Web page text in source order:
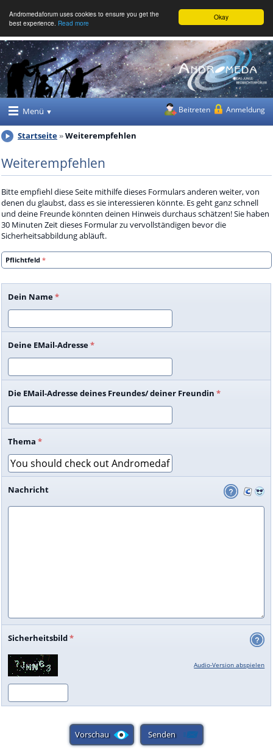
Okay
Andromedaforum uses cookies to ensure you get the
best experience. Read more
Menü Beitreten Anmeldung
Startseite Weiterempfehlen
Weiterempfehlen
Bitte empfiehl diese Seite mithilfe dieses Formulars anderen weiter, von
denen du glaubst, dass es sie interessieren könnte. Es geht ganz schnell
und deine Freunde könnten deinen Hinweis durchaus schätzen! Sie haben
30 Minuten Zeit dieses Formular zu vervollständigen bevor die
Sicherheitsabbildung abläuft.
Pflichtfeld *
Dein Name*
Deine EMail-Adresse*
Die EMail-Adresse deines Freundes/ deiner Freundin *
Thema *
Nachricht
Sicherheitsbild*
Audio-Version abspielen